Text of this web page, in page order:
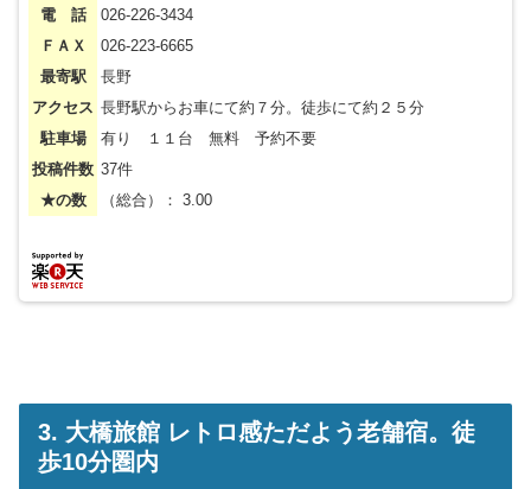
電 話
026-226-3434
ＦＡＸ
026-223-6665
最寄駅
長野
アクセス 長野駅からお車にて約７分。徒歩にて約２５分
駐車場
有り １１台 無料 予約不要
投稿件数 37件
★の数
（総合）： 3.00
3. 大橋旅館 レトロ感ただよう老舗宿。徒
歩10分圏内